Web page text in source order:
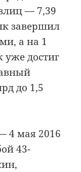
— 7,39
завершил
а на 1
уже достиг
до 1,5
4 мая 2016
43-